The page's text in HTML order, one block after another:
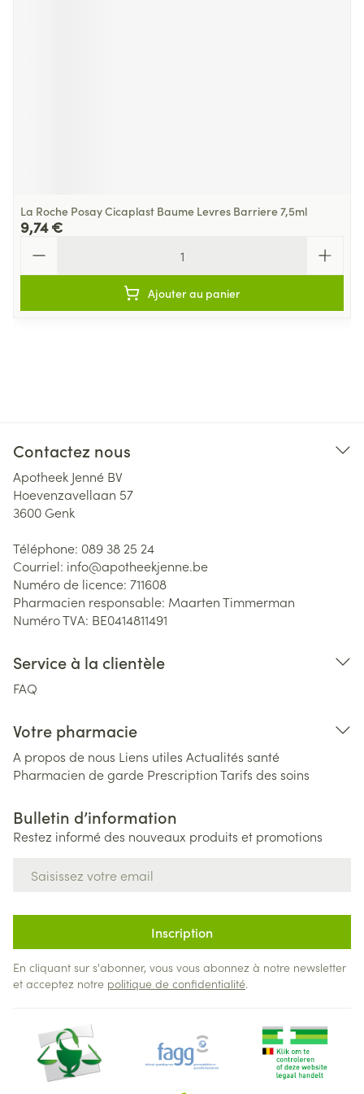
La Roche Posay Cicaplast Baume Levres Barriere 7,5ml
9,74 €
Ajouter au panier
Contactez nous
Apotheek Jenné BV
Hoevenzavellaan 57
3600 Genk
Téléphone: 089 38 25 24
Courriel: info@apotheekjenne.be
Numéro de licence: 711608
Pharmacien responsable: Maarten Timmerman
Numéro TVA: BE0414811491
Service à la clientèle
FAQ
Votre pharmacie
A propos de nous Liens utiles Actualités santé
Pharmacien de garde PrescriptionTarifs des soins
Bulletin d’information
Restez informé des nouveaux produits et promotions
Inscription
En cliquant sur s'abonner, vous vous abonnez à notre newsletter
et acceptez notre politique de confidentialité.